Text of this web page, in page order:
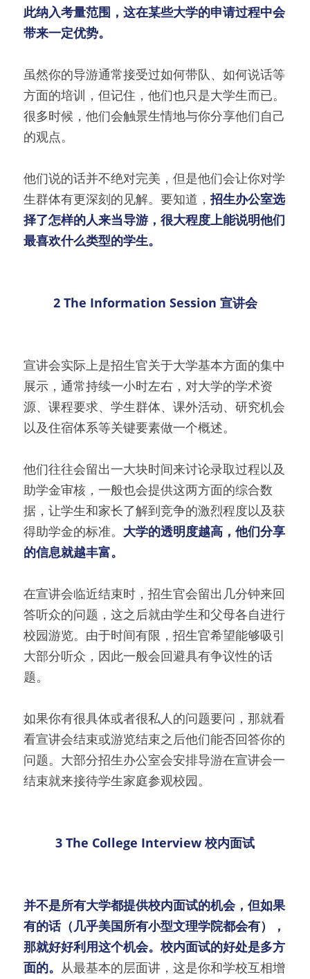
此纳入考量范围，这在某些大学的申请过程中会
带来一定优势。
虽然你的导游通常接受过如何带队、如何说话等
方面的培训，但记住，他们也只是大学生而已。
很多时候，他们会触景生情地与你分享他们自己
的观点。
他们说的话并不绝对完美，但是他们会让你对学
生群体有更深刻的见解。要知道，招生办公室选
择了怎样的人来当导游，很大程度上能说明他们
最喜欢什么类型的学生。
2 The Information Session 宣讲会
宣讲会实际上是招生官关于大学基本方面的集中
展示，通常持续一小时左右，对大学的学术资
源、课程要求、学生群体、课外活动、研究机会
以及住宿体系等关键要素做一个概述。
他们往往会留出一大块时间来讨论录取过程以及
助学金审核，一般也会提供这两方面的综合数
据，让学生和家长了解到竞争的激烈程度以及获
得助学金的标准。 大学的透明度越高，他们分享
的信息就越丰富。
在宣讲会临近结束时，招生官会留出几分钟来回
答听众的问题，这之后就由学生和父母各自进行
校园游览。由于时间有限，招生官希望能够吸引
大部分听众，因此一般会回避具有争议性的话
题。
如果你有很具体或者很私人的问题要问，那就看
看宣讲会结束或游览结束之后他们能否回答你的
问题。大部分招生办公室会安排导游在宣讲会一
结束就来接待学生家庭参观校园。
3 The College Interview 校内面试
并不是所有大学都提供校内面试的机会，但如果
有的话（几乎美国所有小型文理学院都会有），
那就好好利用这个机会。校内面试的好处是多方
面的。 从最基本的层面讲，这是你和学校互相增